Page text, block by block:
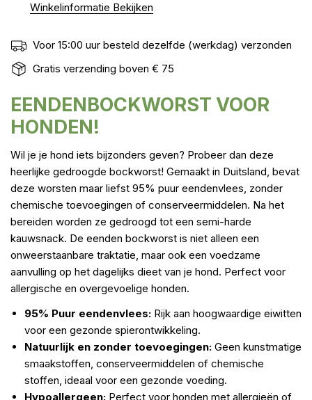
Winkelinformatie Bekijken
Voor 15:00 uur besteld dezelfde (werkdag) verzonden
Gratis verzending boven € 75
EENDENBOCKWORST VOOR
HONDEN!
Wil je je hond iets bijzonders geven? Probeer dan deze
heerlijke gedroogde bockworst! Gemaakt in Duitsland, bevat
deze worsten maar liefst 95% puur eendenvlees, zonder
chemische toevoegingen of conserveermiddelen. Na het
bereiden worden ze gedroogd tot een semi-harde
kauwsnack. De eenden bockworst is niet alleen een
onweerstaanbare traktatie, maar ook een voedzame
aanvulling op het dagelijks dieet van je hond. Perfect voor
allergische en overgevoelige honden.
95% Puur eendenvlees: Rijk aan hoogwaardige eiwitten
voor een gezonde spierontwikkeling.
Natuurlijk en zonder toevoegingen: Geen kunstmatige
smaakstoffen, conserveermiddelen of chemische
stoffen, ideaal voor een gezonde voeding.
Hypoallergeen: Perfect voor honden met allergieën of